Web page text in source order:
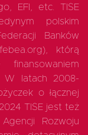
EFI, etc. TISE
polskim
Banków
którą
W latach 2008-
o łącznej
TISE jest też
Rozwoju